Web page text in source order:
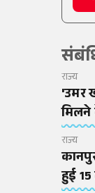
राज्य
'उमर
राज्य
हुई